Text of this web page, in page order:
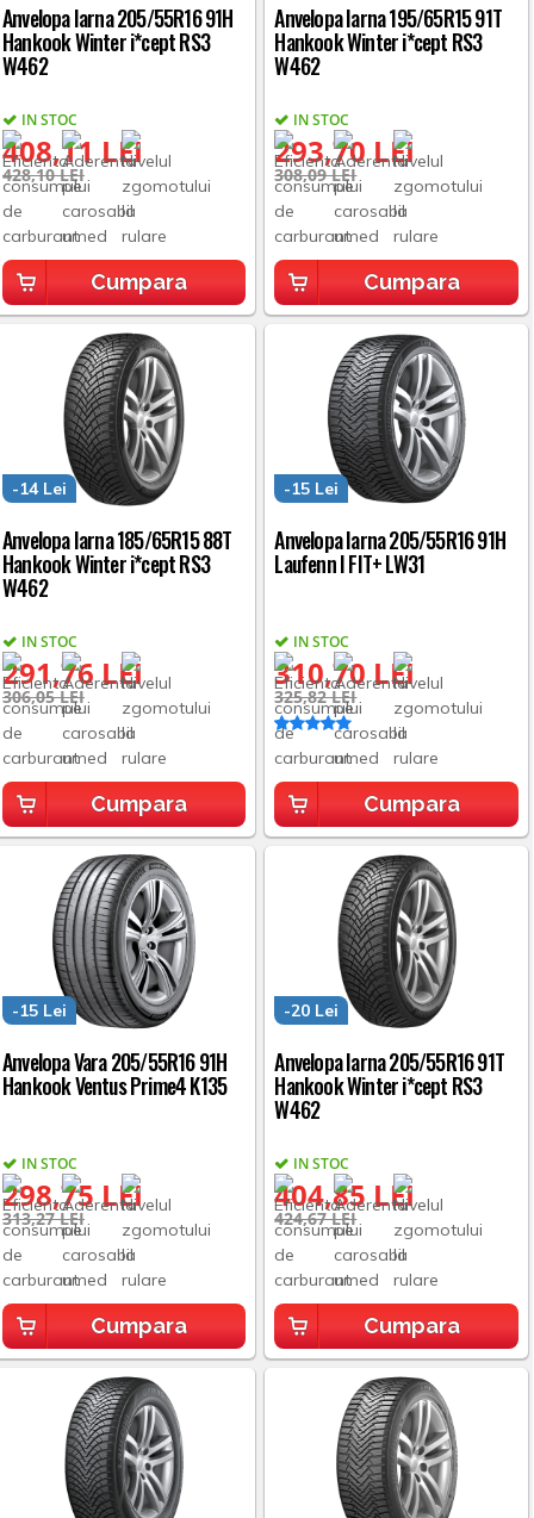
Anvelopa Iarna 205/55R16 91H
Hankook Winter i*cept RS3
W462
IN STOC
408,11 LEI
428,10 LEI
Cumpara
Anvelopa Iarna 195/65R15 91T
Hankook Winter i*cept RS3
W462
IN STOC
293,70 LEI
308,09 LEI
Cumpara
Anvelopa Iarna 185/65R15 88T
Hankook Winter i*cept RS3
W462
IN STOC
291,76 LEI
-14 Lei
306,05 LEI
Cumpara
Anvelopa Iarna 205/55R16 91H
Laufenn I FIT+ LW31
IN STOC
310,70 LEI
-15 Lei
325,82 LEI
Cumpara
Anvelopa Vara 205/55R16 91H
Hankook Ventus Prime4 K135
IN STOC
298,75 LEI
-15 Lei
313,27 LEI
Cumpara
Anvelopa Iarna 205/55R16 91T
Hankook Winter i*cept RS3
W462
IN STOC
404,85 LEI
-20 Lei
424,67 LEI
Cumpara